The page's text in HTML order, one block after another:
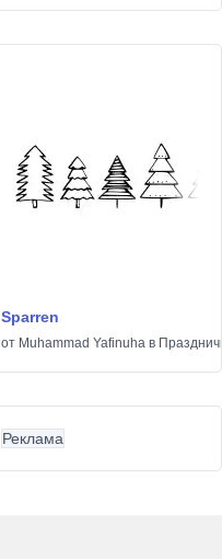
Sparren
от Muhammad Yafinuha в
Реклама